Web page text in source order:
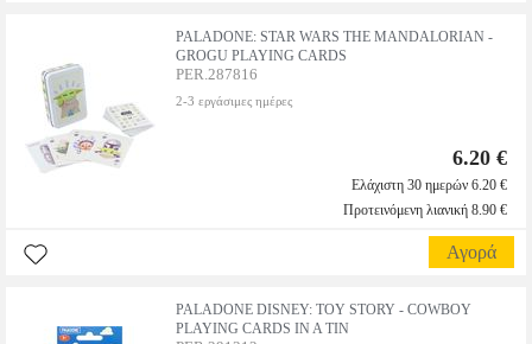
PALADONE: STAR WARS THE MANDALORIAN -
GROGU PLAYING CARDS
PER.287816
2-3 εργάσιμες ημέρες
6.20 €
Ελάχιστη 30 ημερών 6.20 €
Προτεινόμενη λιανική 8.90 €
Αγορά
PALADONE DISNEY: TOY STORY - COWBOY
PLAYING CARDS IN A TIN